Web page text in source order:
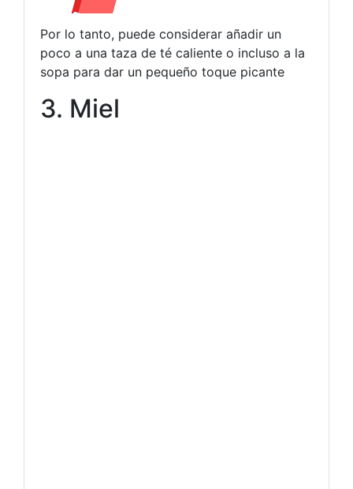
Por lo tanto, puede considerar añadir un
poco a una taza de té caliente o incluso a la
sopa para dar un pequeño toque picante
3. Miel